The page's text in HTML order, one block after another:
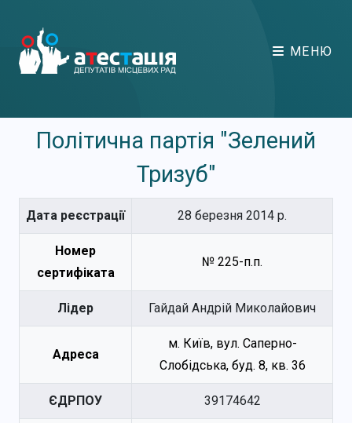
МЕНЮ
Політична партія "Зелений
Тризуб"
Дата реєстрації 28 березня 2014 р.
Номер
сертифіката
№ 225-п.п.
Лідер Гайдай Андрій Миколайович
Адреса
м. Київ, вул. Саперно-
Слобідська, буд. 8, кв. 36
ЄДРПОУ 39174642